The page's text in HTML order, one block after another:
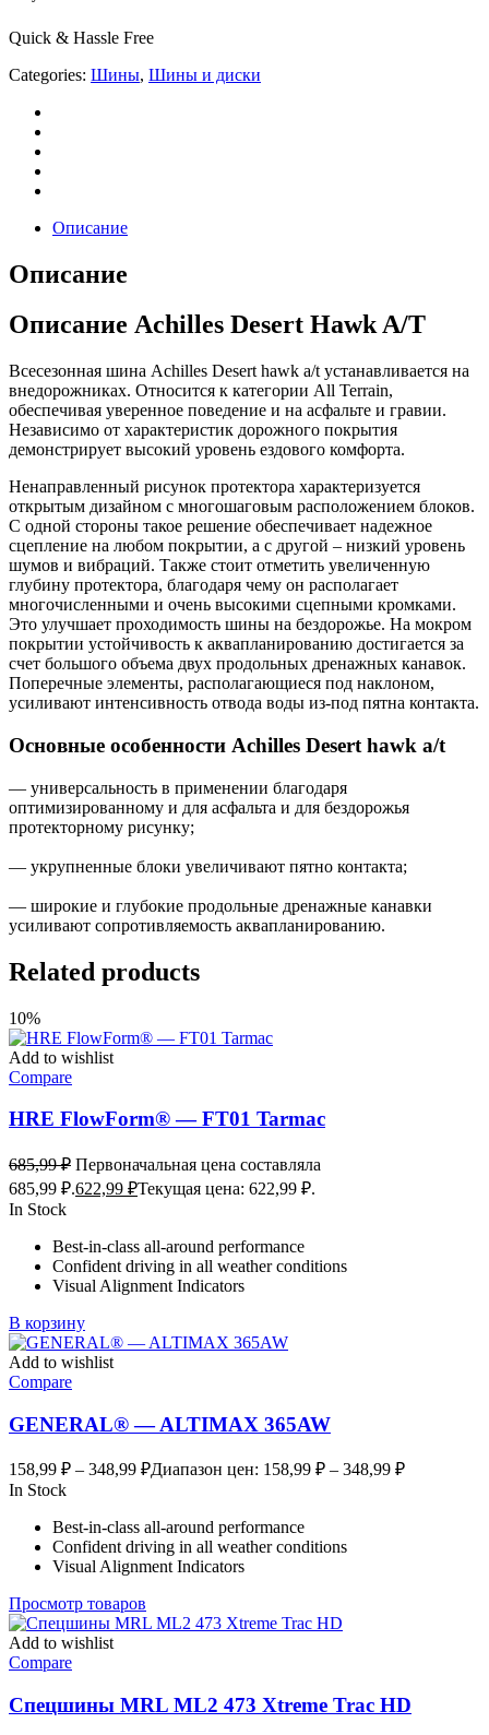
Quick & Hassle Free
Categories: Шины, Шины и диски
Описание
Описание
Описание Achilles Desert Hawk A/T
Всесезонная шина Achilles Desert hawk a/t устанавливается на
внедорожниках. Относится к категории All Terrain,
обеспечивая уверенное поведение и на асфальте и гравии.
Независимо от характеристик дорожного покрытия
демонстрирует высокий уровень ездового комфорта.
Ненаправленный рисунок протектора характеризуется
открытым дизайном с многошаговым расположением блоков.
С одной стороны такое решение обеспечивает надежное
сцепление на любом покрытии, а с другой – низкий уровень
шумов и вибраций. Также стоит отметить увеличенную
глубину протектора, благодаря чему он располагает
многочисленными и очень высокими сцепными кромками.
Это улучшает проходимость шины на бездорожье. На мокром
покрытии устойчивость к аквапланированию достигается за
счет большого объема двух продольных дренажных канавок.
Поперечные элементы, располагающиеся под наклоном,
усиливают интенсивность отвода воды из-под пятна контакта.
Основные особенности Achilles Desert hawk a/t
— универсальность в применении благодаря
оптимизированному и для асфальта и для бездорожья
протекторному рисунку;
— укрупненные блоки увеличивают пятно контакта;
— широкие и глубокие продольные дренажные канавки
усиливают сопротивляемость аквапланированию.
Related products
10%
Add to wishlist
Compare
HRE FlowForm® — FT01 Tarmac
685,99₽ Первоначальная цена составляла
685,99 ₽.622,99 ₽Текущая цена: 622,99 ₽.
In Stock
Best-in-class all-around performance
Confident driving in all weather conditions
Visual Alignment Indicators
В корзину
Add to wishlist
Compare
GENERAL® — ALTIMAX 365AW
158,99 ₽ – 348,99 ₽Диапазон цен: 158,99 ₽ – 348,99 ₽
In Stock
Best-in-class all-around performance
Confident driving in all weather conditions
Visual Alignment Indicators
Просмотр товаров
Add to wishlist
Compare
Спецшины MRL ML2 473 Xtreme Trac HD